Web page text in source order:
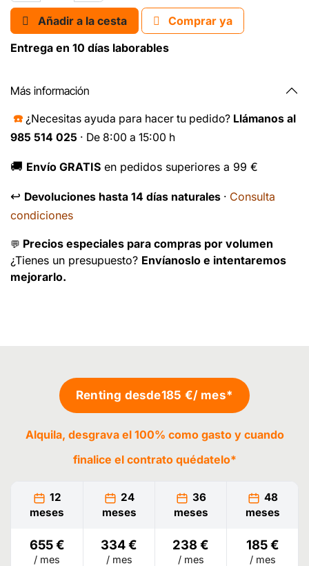
Añadir a la cesta
Comprar ya
Entrega en 10 días laborables
Más información
☎️ ¿Necesitas ayuda para hacer tu pedido? Llámanos al
985 514 025 · De 8:00 a 15:00 h
🚚 Envío GRATIS en pedidos superiores a 99 €
↩️ Devoluciones hasta 14 días naturales · Consulta
condiciones
💬 Precios especiales para compras por volumen
¿Tienes un presupuesto? Envíanoslo e intentaremos
mejorarlo.
Renting desde185 €/ mes*
Alquila, desgrava el 100% como gasto y cuando
finalice el contrato quédatelo*
12
meses
24
meses
36
meses
48
meses
655 €
/ mes
334 €
/ mes
238 €
/ mes
185 €
/ mes